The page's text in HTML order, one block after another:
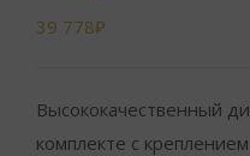
39 778₽
Высококачественный
комплекте с